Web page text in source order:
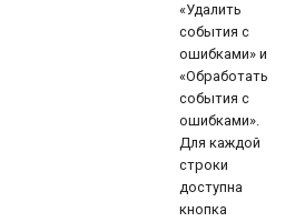
«Удалить
события с
ошибками» и
«Обработать
события с
ошибками».
Для каждой
строки
доступна
кнопка